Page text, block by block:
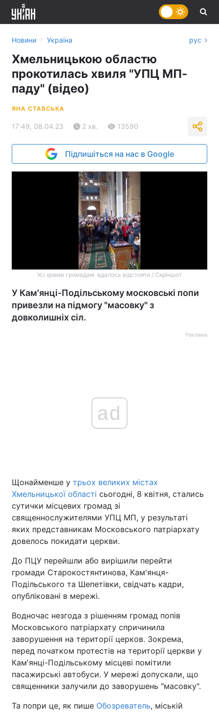
Головна Війна
Україна Політика
Економіка Світ
Спорт Наука
Техно і зв'язок
Зброя Інциденти
Цікавинки Погода
Екологія Регіони
Лонгріди
Відео з Youtube Статті
Новини › Україна рус
Хмельницькою областю
прокотилась хвиля "УПЦ МП-
паду" (відео)
ЯНА СТАВСЬКА
17:49, 08.04.23 2 хв. 13590
Підпишіться на нас в Google
Усі храми громадам вдалось відстояти / Скріншот
У Кам'янці-Подільському московські попи
привезли на підмогу "масовку" з
довколишніх сіл.
Реклама
ad
Щонайменше у трьох великих містах
Хмельницької області сьогодні, 8 квітня, стались
сутички місцевих громад зі
священнослужителями УПЦ МП, у результаті
яких представникам Московського патріархату
довелось покидати церкви.
До ПЦУ перейшли або вирішили перейти
громади Старокостянтинова, Кам'янця-
Подільського та Шепетівки, свідчать кадри,
опубліковані в мережі.
Водночас незгода з рішенням громад попів
Московського патріархату спричинила
заворушення на території церков. Зокрема,
перед початком протестів на території церкви у
Кам'янці-Подільському місцеві помітили
пасажирські автобуси. У мережі допускали, що
священники залучили до заворушень "масовку".
Та попри це, як пише Обозреватель, міській